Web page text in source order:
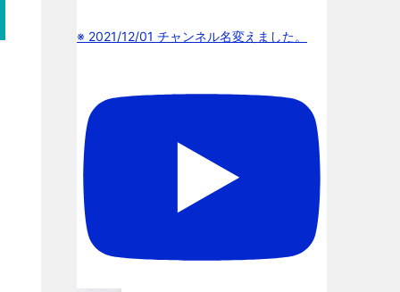
※ 2021/12/01 チャンネル名変えました。